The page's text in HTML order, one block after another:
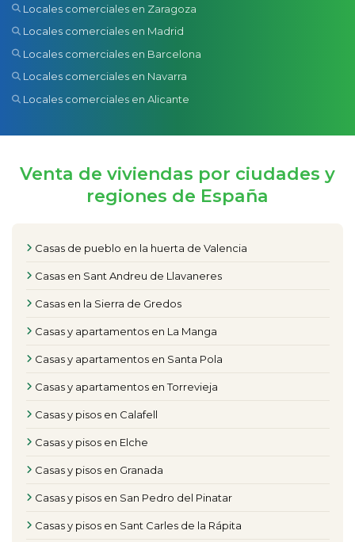
Locales comerciales en Zaragoza
Locales comerciales en Madrid
Locales comerciales en Barcelona
Locales comerciales en Navarra
Locales comerciales en Alicante
Venta de viviendas por ciudades y
regiones de España
Casas de pueblo en la huerta de Valencia
Casas en Sant Andreu de Llavaneres
Casas en la Sierra de Gredos
Casas y apartamentos en La Manga
Casas y apartamentos en Santa Pola
Casas y apartamentos en Torrevieja
Casas y pisos en Calafell
Casas y pisos en Elche
Casas y pisos en Granada
Casas y pisos en San Pedro del Pinatar
Casas y pisos en Sant Carles de la Rápita